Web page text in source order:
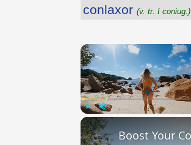
conlaxor (v. tr. I coniug.)
Play Unmute